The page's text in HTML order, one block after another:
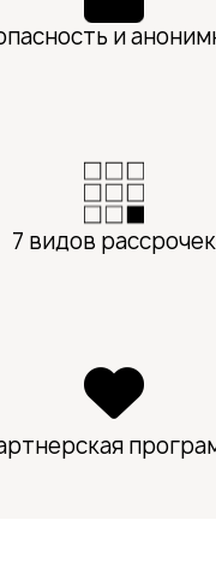
и
7 видов рассрочек